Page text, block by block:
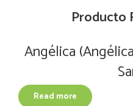
ml
Producto
Angélica
Read more